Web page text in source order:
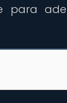
para